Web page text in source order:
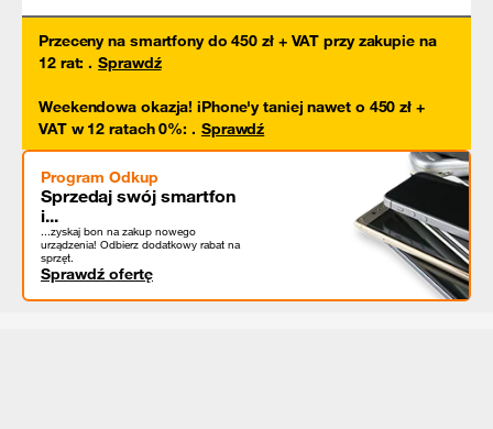
Przeceny na smartfony do 450 zł + VAT przy zakupie na
12 rat: . Sprawdź
Weekendowa okazja! iPhone'y taniej nawet o 450 zł +
VAT w 12 ratach 0%: . Sprawdź
Program Odkup
Sprzedaj swój smartfon
i...
...zyskaj bon na zakup nowego
urządzenia! Odbierz dodatkowy rabat na
sprzęt.
Sprawdź ofertę